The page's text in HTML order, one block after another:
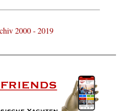
2000 - 2019